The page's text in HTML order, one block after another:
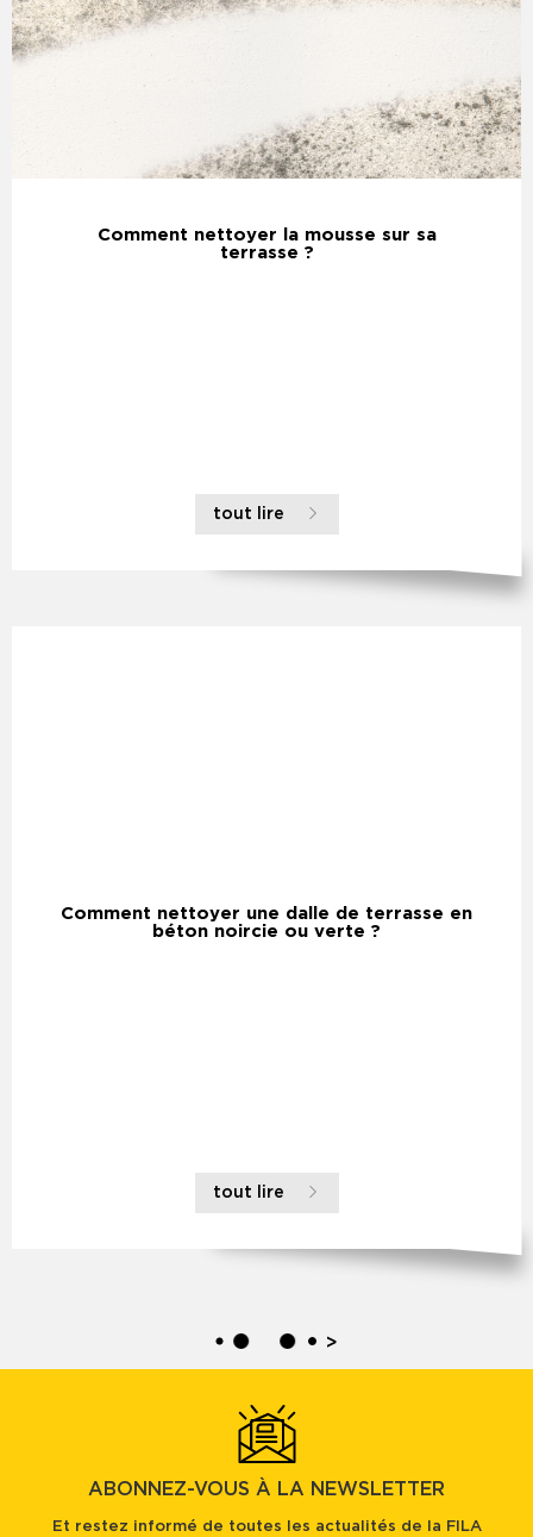
Comment nettoyer la mousse sur sa
terrasse ?
tout lire
Comment nettoyer une dalle de terrasse en
béton noircie ou verte ?
tout lire
>
ABONNEZ-VOUS À LA NEWSLETTER
Et restez informé de toutes les actualités de la FILA